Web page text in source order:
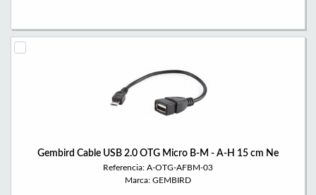
Gembird Cable USB 2.0 OTG Micro B-M - A-H 15 cm Ne
Referencia: A-OTG-AFBM-03
Marca: GEMBIRD